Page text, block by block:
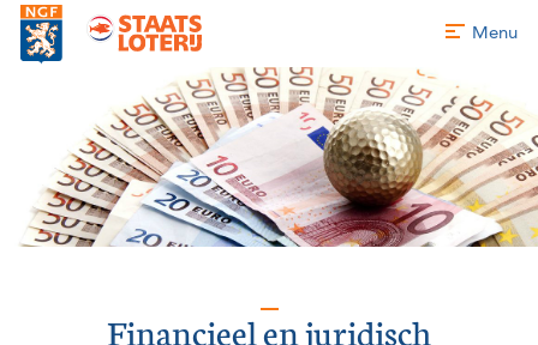
Menu
Financieel en juridisch